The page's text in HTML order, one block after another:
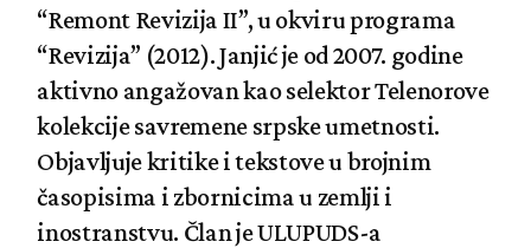
“Remont Revizija II”, u okviru programa
“Revizija” (2012). Janjić je od 2007. godine
aktivno angažovan kao selektor Telenorove
kolekcije savremene srpske umetnosti.
Objavljuje kritike i tekstove u brojnim
časopisima i zbornicima u zemlji i
inostranstvu. Član je ULUPUDS-a